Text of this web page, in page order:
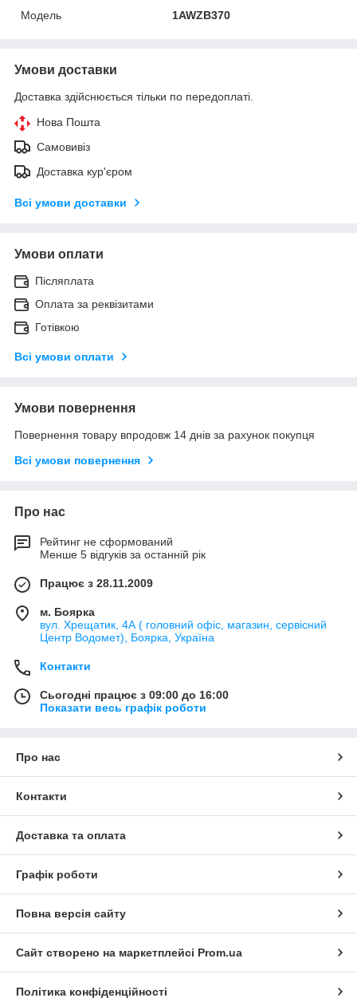
Мoдель
1AWZB370
Умови доставки
Доставка здійснюється тільки по передоплаті.
Нова Пошта
Самовивіз
Доставка кур'єром
Всі умови доставки
Умови оплати
Післяплата
Оплата за реквізитами
Готівкою
Всі умови оплати
Умови повернення
Повернення товару впродовж 14 днів за рахунок покупця
Всі умови повернення
Про нас
Рейтинг не сформований
Менше 5 відгуків за останній рік
Працює з 28.11.2009
м. Боярка
вул. Хрещатик, 4А ( головний офіс, магазин, сервісний
Центр Водомет), Боярка, Україна
Контакти
Сьогодні працює з 09:00 до 16:00
Показати весь графік роботи
Про нас
Контакти
Доставка та оплата
Графік роботи
Повна версія сайту
Сайт створено на маркетплейсі Prom.ua
Політика конфіденційності